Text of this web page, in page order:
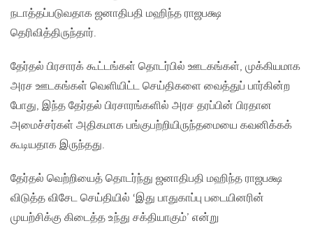
நடாத்தப்படுவதாக ஜனாதிபதி மஹிந்த ராஜபக்ஷ
தெரிவித்திருந்தார்.
தேர்தல் பிரசாரக் கூட்டங்கள் தொடர்பில் ஊடகங்கள்‚ முக்கியமாக
அரச ஊடகங்கள் வெளியிட்ட செய்திகளை வைத்துப் பார்கின்ற
போது‚ இந்த தேர்தல் பிரசாரங்களில் அரச தரப்பின் பிரதான
அமைச்சர்கள் அதிகமாக பங்குபற்றியிருந்தமையை கவனிக்கக்
கூடியதாக இருந்தது.
தேர்தல் வெற்றியைத் தொடர்ந்து ஜனாதிபதி மஹிந்த ராஜபக்ஷ
விடுத்த விசேட செய்தியில் ‘இது பாதுகாப்பு படையினரின்
முயற்சிக்கு கிடைத்த உந்து சக்தியாகும்’ என்று